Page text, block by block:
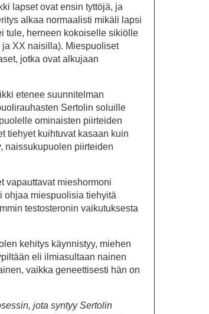
lapset ovat ensin tyttöjä, ja
alkaa normaalisti mikäli lapsi
tule, herneen kokoiselle sikiölle
XX naisilla). Miespuoliset
jotka ovat alkujaan
etenee suunnitelman
Sertolin soluille
ominaisten piirteiden
tiehyet kuihtuvat kasaan kuin
naissukupuolen piirteiden
vapauttavat mieshormoni
ohjaa miespuolisia tiehyitä
testosteronin vaikutuksesta
kehitys käynnistyy, miehen
eli ilmiasultaan nainen
vaikka geneettisesti hän on
jota syntyy Sertolin